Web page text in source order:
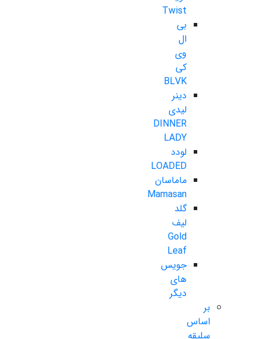
Twist
بی
ال
وی
کی
BLVK
دینر
لیدی
DINNER
LADY
لودد
LOADED
ماماسان
Mamasan
گلد
لیف
Gold
Leaf
جویس
های
دیگر
بر
اساس
سلیقه